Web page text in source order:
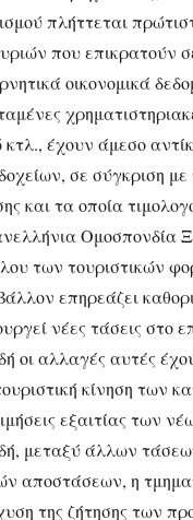
πλήττεται
που επικρατούν
οικονομικά
έχουν άμεσο
σε σύγκριση
και τα οποία
Ομοσπονδία
των τουριστικών
επηρεάζει
νέες τάσεις στο
οι αλλαγές αυτές
κίνηση των
εξαιτίας των
μεταξύ άλλων
αποστάσεων, η
της ζήτησης των